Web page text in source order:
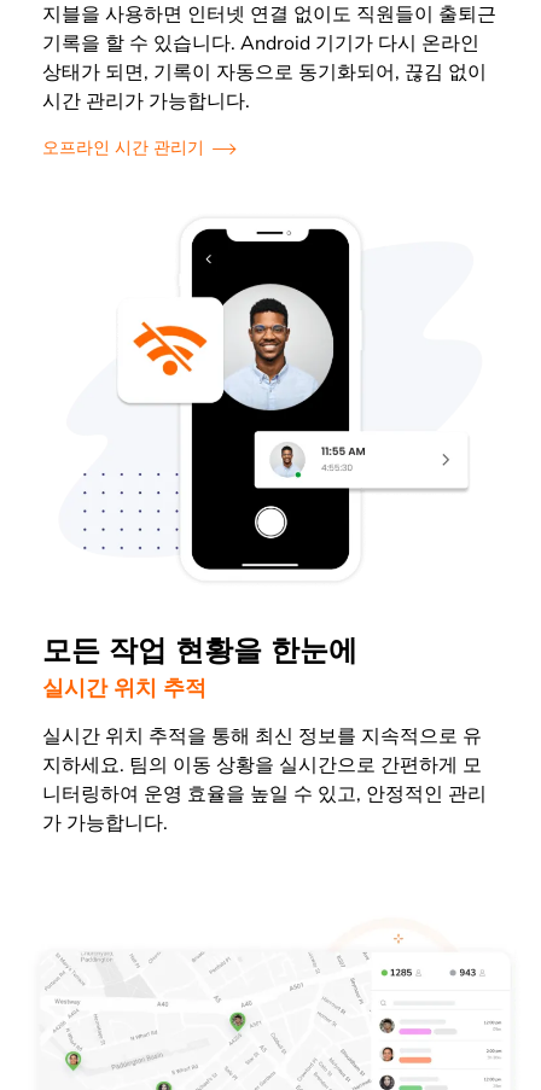
지블을 사용하면 인터넷 연결 없이도 직원들이 출퇴근
기록을 할 수 있습니다. Android 기기가 다시 온라인
상태가 되면, 기록이 자동으로 동기화되어, 끊김 없이
시간 관리가 가능합니다.
오프라인 시간 관리기
모든 작업 현황을 한눈에
실시간 위치 추적
실시간 위치 추적을 통해 최신 정보를 지속적으로 유
지하세요. 팀의 이동 상황을 실시간으로 간편하게 모
니터링하여 운영 효율을 높일 수 있고, 안정적인 관리
가 가능합니다.